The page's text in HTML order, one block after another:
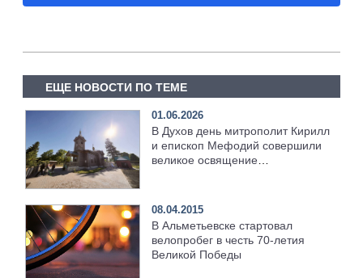
ЕЩЕ НОВОСТИ ПО ТЕМЕ
01.06.2026
В Духов день митрополит Кирилл
и епископ Мефодий совершили
великое освящение
08.04.2015
В Альметьевске стартовал
велопробег в честь 70-летия
Великой Победы